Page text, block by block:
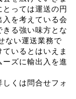
っては運送の円
を考えている会
る強い味方とな
ない運送業務で
いるとはいえま
ズに輸出入を進
くは問合せフォ